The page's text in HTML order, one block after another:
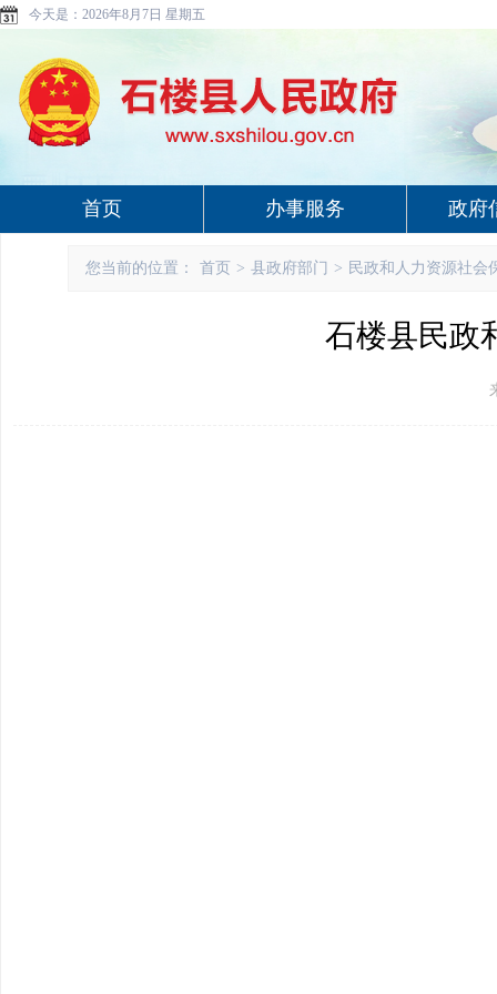
今天是： 2026年8月7日 星期五
首页 办事服务 政府
您当前的位置： 首页 > 县政府部门 > 民政和人力资源社会
石楼县民政